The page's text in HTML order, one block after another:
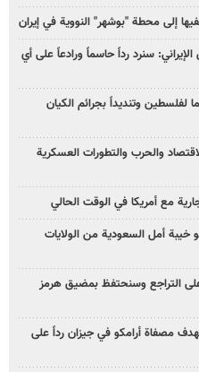
إلى محطة "بوشهر" النووية في إيران
سنرد رداً حاسماً ورادعاً على أي
لفلسطين وتنديداً بجرائم الكيان
والحرب والتطورات العسكرية
مع أمريكا في الوقت الحالي
أمل السعودية من الولايات
التراجع وسنحتفظ بمضيق هرمز
مصفاة أرامكو في جيزان رداً على